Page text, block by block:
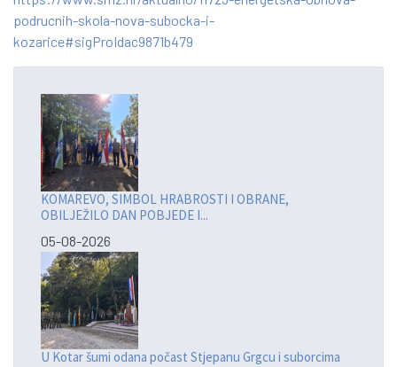
podrucnih-skola-nova-subocka-i-
kozarice#sigProIdac9871b479
KOMAREVO, SIMBOL HRABROSTI I OBRANE,
OBILJEŽILO DAN POBJEDE I...
05-08-2026
U Kotar šumi odana počast Stjepanu Grgcu i suborcima